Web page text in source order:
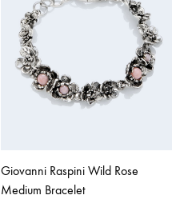
Giovanni Raspini Wild Rose
Medium Bracelet